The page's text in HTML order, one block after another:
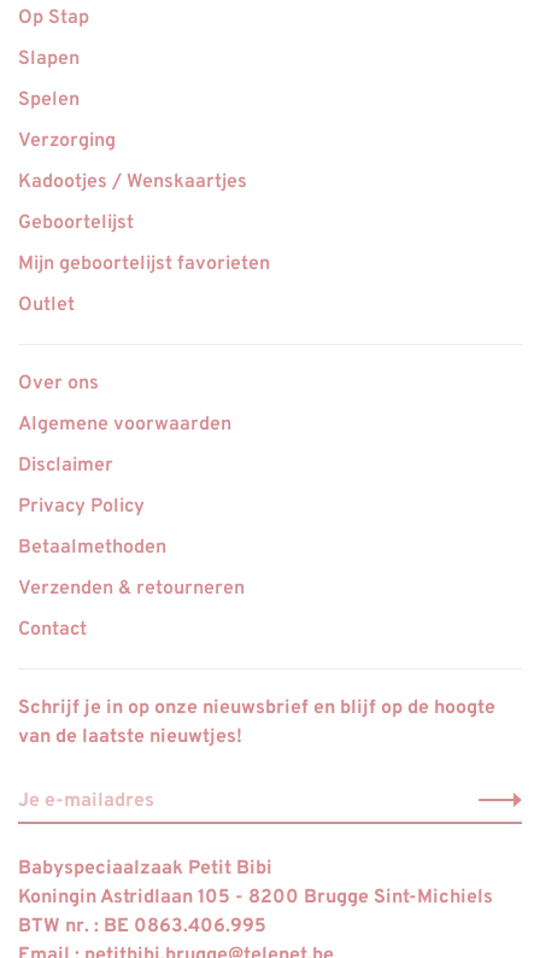
Op Stap
Slapen
Spelen
Verzorging
Kadootjes / Wenskaartjes
Geboortelijst
Mijn geboortelijst favorieten
Outlet
Over ons
Algemene voorwaarden
Disclaimer
Privacy Policy
Betaalmethoden
Verzenden & retourneren
Contact
Schrijf je in op onze nieuwsbrief en blijf op de hoogte
van de laatste nieuwtjes!
Babyspeciaalzaak Petit Bibi
Koningin Astridlaan 105 - 8200 Brugge Sint-Michiels
BTW nr. : BE 0863.406.995